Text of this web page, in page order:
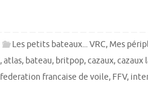
Les petits bateaux... VRC, Mes
,atlas, bateau, britpop,cazaux,cazaux
federation francaise de voile, FFV,